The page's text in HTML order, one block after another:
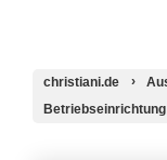
christiani.de
Betriebseinrichtung